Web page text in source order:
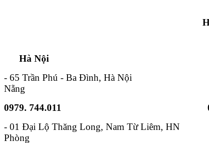
Hà Nội TP.
- 65 Trần Phú - Ba Đình, Hà Nội -
Nẵng
0979. 744.011
- 01 Đại Lộ Thăng Long,
Phòng